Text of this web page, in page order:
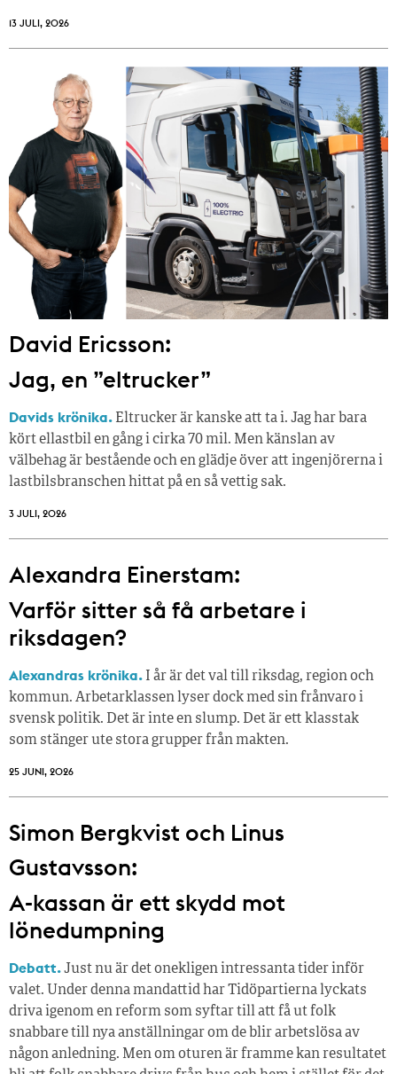
13 JULI, 2026
David Ericsson:
Jag, en ”eltrucker”
Davids krönika. Eltrucker är kanske att ta i. Jag har bara
kört ellastbil en gång i cirka 70 mil. Men känslan av
välbehag är bestående och en glädje över att ingenjörerna i
lastbilsbranschen hittat på en så vettig sak.
3 JULI, 2026
Alexandra Einerstam:
Varför sitter så få ­arbetare i
riksdagen?
Alexandras krönika. I år är det val till riksdag, region och
kommun. Arbetarklassen lyser dock med sin frånvaro i
svensk politik. Det är inte en slump. Det är ett klasstak
som stänger ute stora grupper från makt­en.
25 JUNI, 2026
Simon Bergkvist och Linus
Gustavsson:
A-kassan är ett skydd mot
lönedumpning
Debatt.Just nu är det onekligen intressanta tider inför
valet. Under denna mandattid har Tidöpartierna lyckats
driva igenom en reform som syftar till att få ut folk
snabbare till nya anställningar om de blir arbetslösa av
någon anledning. Men om oturen är framme kan resultatet